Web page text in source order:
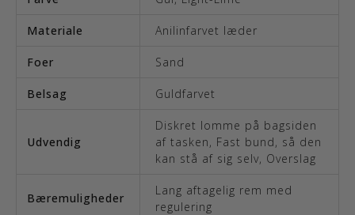
Materiale Anilinfarvet læder
Foer Sand
Belsag Guldfarvet
Udvendig
Diskret lomme på bagsiden
af tasken, Fast bund, så den
kan stå af sig selv, Overslag
Bæremuligheder
Lang aftagelig rem med
regulering